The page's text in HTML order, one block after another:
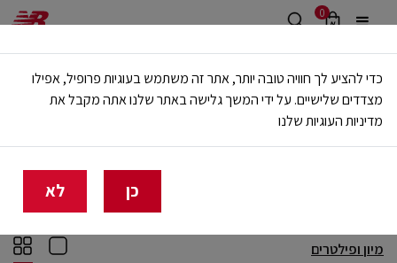
0
משלוח חינם מעל 499 ש"ח
🔥 20% הנחה על כל הביגוד באתר ובחנויות - לזמן מוגבל
בית גברים אביזרים
מיון ופילטרים
כדי להציע לך חוויה טובה יותר, אתר זה משתמש בעוגיות פרופיל, אפילו
מצדדים שלישיים. על ידי המשך גלישה באתר שלנו אתה מקבל את
מדיניות העוגיות שלנו
כן לא